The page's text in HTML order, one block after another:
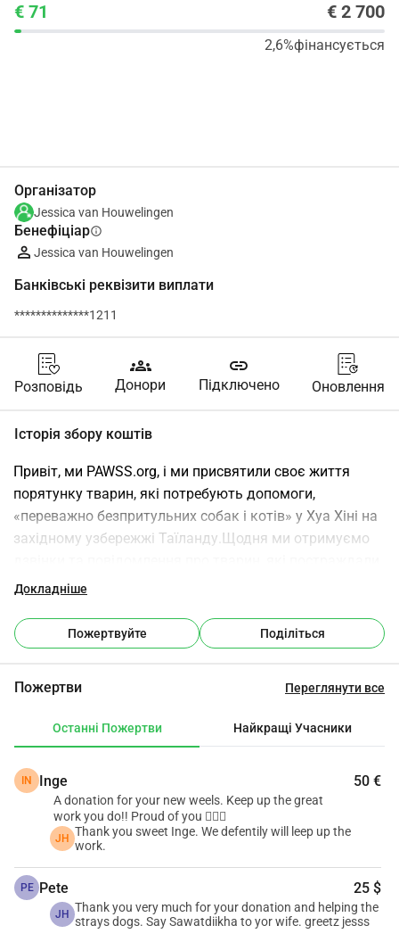
€ 71 € 2 700
2,6%фінансується
Організатор
Jessica van Houwelingen
Бенефіціарinfo
Jessica van Houwelingen
Банківські реквізити виплати
**************1211
Розповідь
groups
Донори
link
Підключено Оновлення
Історія збору коштів
Привіт, ми PAWSS.org, і ми присвятили своє життя
порятунку тварин, які потребують допомоги,
«переважно безпритульних собак і котів» у Хуа Хіні на
західному узбережжі Таїланду.Щодня ми отримуємо
хворі, покинуті або голодні. Деякі потрапили під
а багато просто намагаються вижити самостійно. Ми
робимо все можливе, щоб допомогти: рятуємо,
пощастило, знаходимо їх вічну родину, як місцеву, так і
ми стикаємося щодня: транспорт.Багато з тварин,
районах. Грунтові дороги, особливо в сезон дощів,
стають брудними, затопленими і майже неможливими
для проїзду на звичайному автомобілі. Відтоді, як ми
втратили наш спонсорований вантажівка під час Covid
у 2023 році, це було неймовірно розчаровує - наші
зусилля обмежені тим, що можливо на скутері (ви
будете здивовані!!) не змогти допомогти тварині в
Докладніше
Пожертвуйте Поділіться
Пожертви Переглянути все
Останні Пожертви Найкращі Учасники
IN Inge 50 €
A donation for your new weels. Keep up the great
work you do!! Proud of you 👌🏼😍
JH Thank you sweet Inge. We defentily will leep up the
work.
PE Pete 25 $
JH
Thank you very much for your donation and helping the
strays dogs. Say Sawatdiikha to yor wife. greetz jesss